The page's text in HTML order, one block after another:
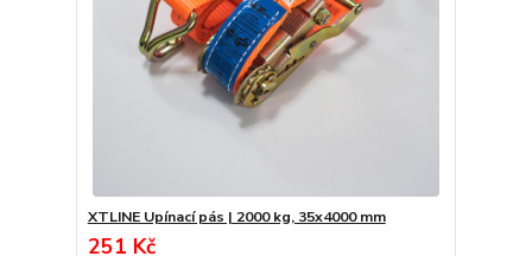
XTLINE Upínací pás | 2000 kg, 35x4000 mm
251 Kč